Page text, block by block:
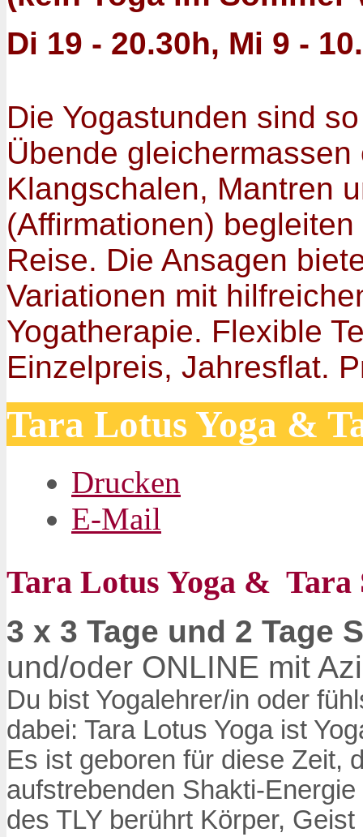
Di 19 - 20.30h, Mi 9 -
Die Yogastunden sind
Übende
Klangschalen, Mantren
(Affirmationen)
Reise. Die Ansagen
Variationen mit
Yogatherapie. Flexible
Einzelpreis, Jahresflat.
Tara Lotus Yoga &
Drucken
E-Mail
Tara Lotus Yoga & Tara
3 x 3 Tage und 2 Tage
und/oder ONLINE mit
Du bist Yogalehrer/in oder
dabei: Tara Lotus Yoga ist
Es ist geboren für diese Zeit,
aufstrebenden Shakti-
des TLY berührt Körper,